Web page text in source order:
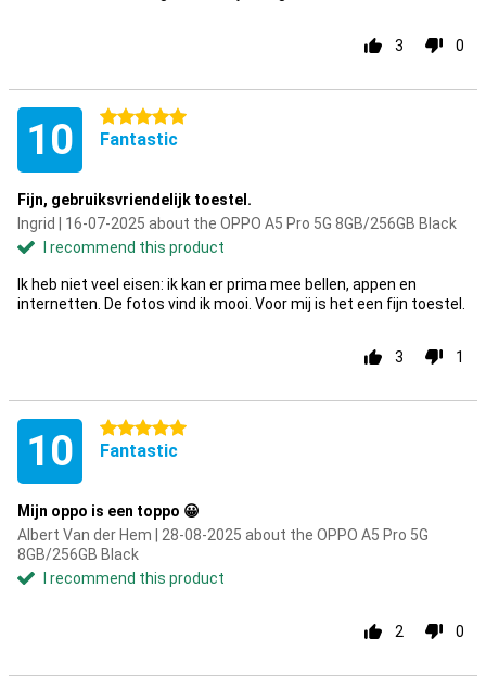
3 0
10 5 stars
Fantastic
Fijn, gebruiksvriendelijk toestel.
Ingrid | 16-07-2025 about the OPPO A5 Pro 5G 8GB/256GB Black
I recommend this product
Ik heb niet veel eisen: ik kan er prima mee bellen, appen en
internetten. De fotos vind ik mooi. Voor mij is het een fijn toestel.
3 1
10 5 stars
Fantastic
Mijn oppo is een toppo 😀
Albert Van der Hem | 28-08-2025 about the OPPO A5 Pro 5G
8GB/256GB Black
I recommend this product
2 0